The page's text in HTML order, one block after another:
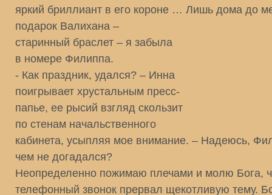
яркий бриллиант в его короне … Лишь дома до
подарок Валихана –
старинный браслет – я забыла
в номере Филиппа.
- Как праздник, удался? – Инна
поигрывает хрустальным пресс-
папье, ее рысий взгляд скользит
по стенам начальственного
кабинета, усыпляя мое внимание. – Надеюсь,
чем не догадался?
Неопределенно пожимаю плечами и молю Бога,
телефонный звонок прервал щекотливую тему.